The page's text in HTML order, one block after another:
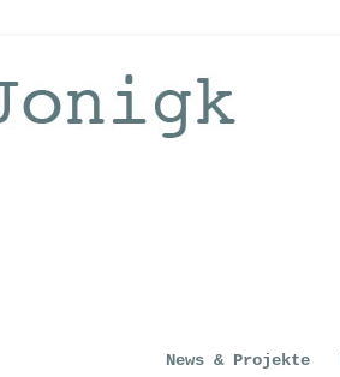
News & Projekte